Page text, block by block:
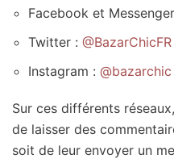
Facebook et
Twitter : @BazarChicFR
Instagram : @bazarchic
Sur ces différents
de laisser des
soit de leur envoyer un